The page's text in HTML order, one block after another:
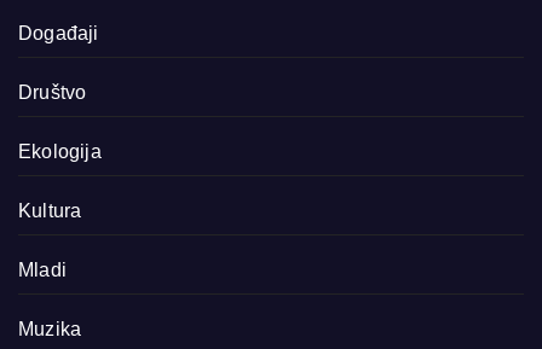
Događaji
Društvo
Ekologija
Kultura
Mladi
Muzika